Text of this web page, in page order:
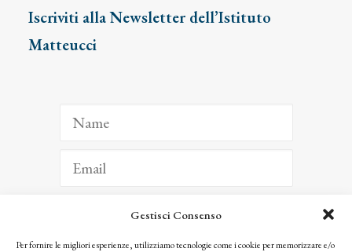
Gestisci Consenso
Per fornire le migliori esperienze, utilizziamo tecnologie come i cookie per memorizzare e/o
Iscriviti alla Newsletter dell’Istituto
Matteucci
ISCRIVITI